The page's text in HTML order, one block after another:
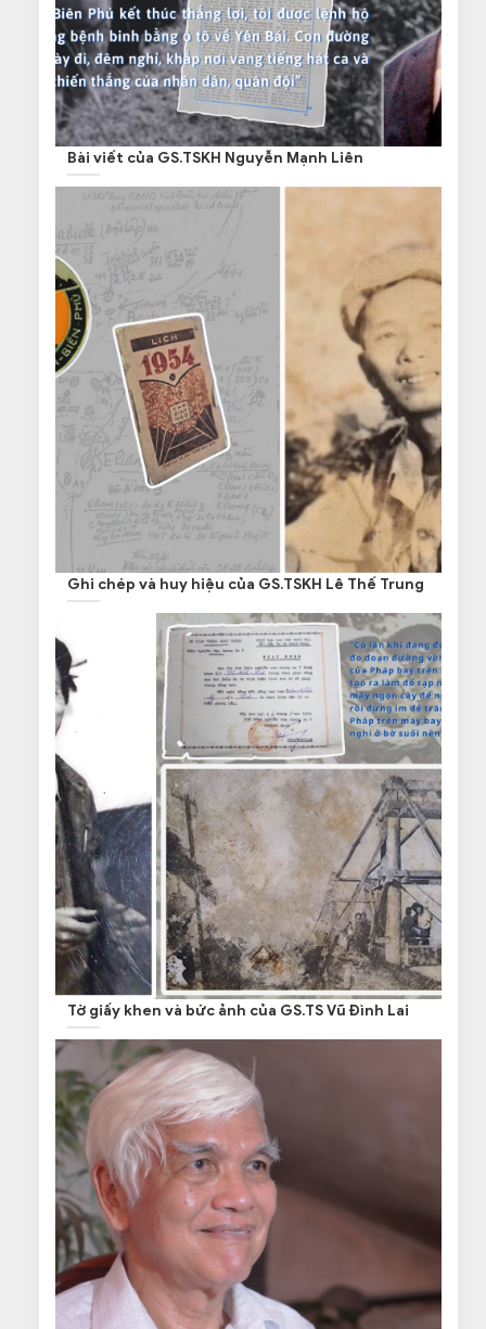
Bài viết của GS.TSKH Nguyễn Mạnh Liên
Ghi chép và huy hiệu của GS.TSKH Lê Thế Trung
Tờ giấy khen và bức ảnh của GS.TS Vũ Đình Lai